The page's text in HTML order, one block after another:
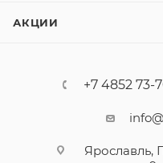
АКЦИИ
+7 4852 73-
Ярославль,